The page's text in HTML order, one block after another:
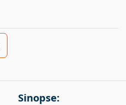
Sinopse: